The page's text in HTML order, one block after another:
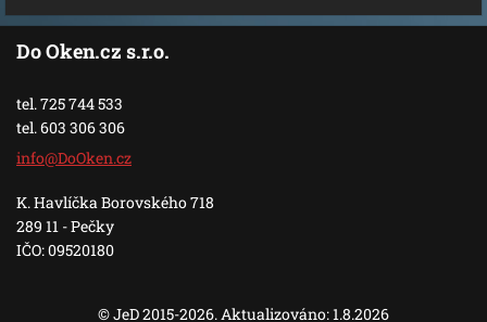
Do Oken.cz s.r.o.
tel. 725 744 533
tel. 603 306 306
info@DoOken.cz
K. Havlíčka Borovského 718
289 11 - Pečky
IČO: 09520180
© JeD 2015-2026. Aktualizováno: 1.8.2026